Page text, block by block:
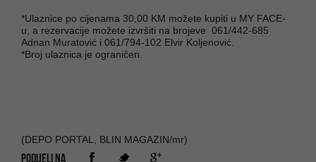
*Ulaznice po cijenama 30,00 KM možete kupiti u MY FACE-
u, a rezervacije možete izvršiti na brojeve 061/442-685
Adnan Muratović i 061/794-102 Elvir Koljenović.
*Broj ulaznica je ograničen.
(DEPO PORTAL, BLIN MAGAZIN/mr)
PODIJELI NA